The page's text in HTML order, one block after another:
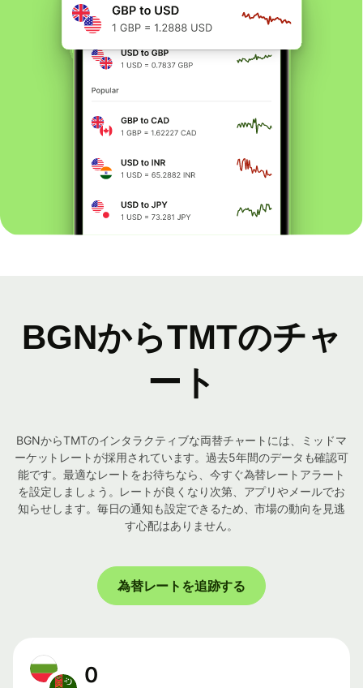
BGNからTMTのチャ
ート
BGNからTMTのインタラクティブな両替チャートには、ミッドマ
ーケットレートが採用されています。過去5年間のデータも確認可
能です。最適なレートをお待ちなら、今すぐ為替レートアラート
を設定しましょう。レートが良くなり次第、アプリやメールでお
知らせします。毎日の通知も設定できるため、市場の動向を見逃
す心配はありません。
為替レートを追跡する
0